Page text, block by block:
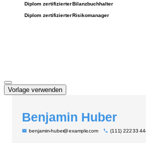
Vorlage verwenden